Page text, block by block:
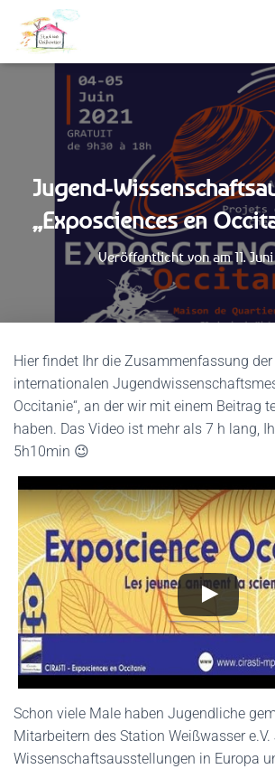
Jugend-
„Exposciences en
Veröffentlicht vonam11.
Hier findet Ihr die Zusammenfassung
internationalen
Occitanie“, an der wir mit einem Beitrag
haben. Das Video ist mehr als 7 h lang,
5h10min 😉
Schon viele Male haben Jugendliche
Mitarbeitern des Station Weißwasser e.V.
Wissenschaftsausstellungen in Europa